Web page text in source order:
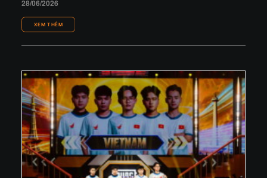
28/06/2026